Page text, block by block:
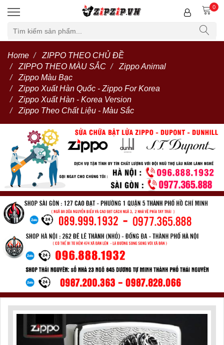
0
Home
ZIPPO THEO CHỦ ĐỀ
ZIPPO THEO MÀU SẮC
Zippo Animal
Zippo Màu Bạc
Zippo Xuất Hàn Quốc - Zippo For Korea
Zippo Xuất Hàn - Korea Version
Zippo Theo Chất Liệu - Màu Sắc